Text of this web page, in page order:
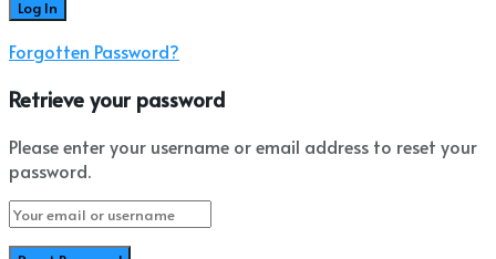
Forgotten Password?
Retrieve your password
Please enter your username or email address to reset your
password.